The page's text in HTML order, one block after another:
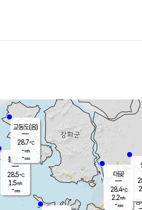
볼음도
28.5℃
1.5m/s
-mm
경
대곶
28.4℃
2.2m/s
-mm
교동도(음)
28.7℃
-m/s
-mm